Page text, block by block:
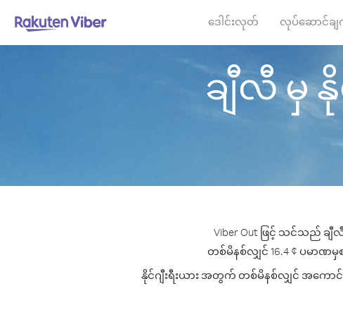
ဒေါင်းလုတ် လုပ်ဆောင်ချ
ချီလီ မှ
Viber Out ဖြင့် သင်သည် ခ
တစ်မိနစ်လျှင် 16.4 ¢ ပမာဏ
နိုင်ဂျီးရီးယား အတွက် တစ်မိနစ်လျှင် အကော